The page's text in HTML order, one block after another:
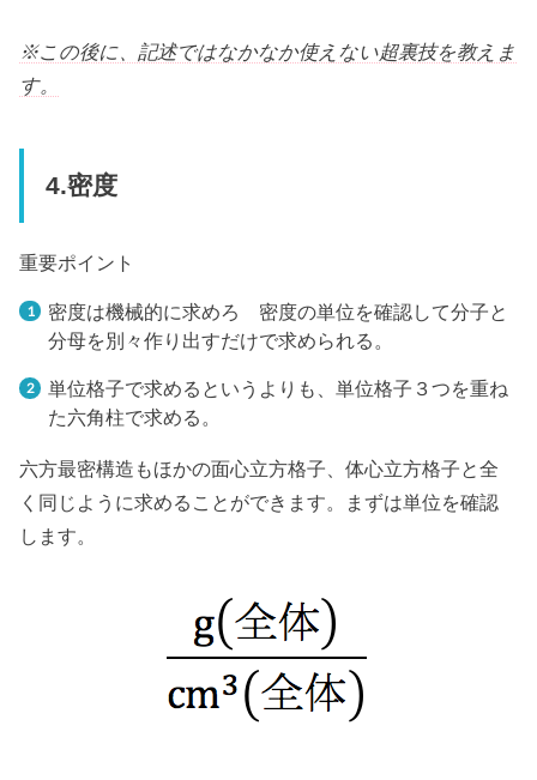
※この後に、記述ではなかなか使えない超裏技を教えま
す。
4.密度
重要ポイント
密度は機械的に求めろ 密度の単位を確認して分子と
分母を別々作り出すだけで求められる。
単位格子で求めるというよりも、単位格子３つを重ね
た六角柱で求める。
六方最密構造もほかの面心立方格子、体心立方格子と全
く同じように求めることができます。まずは単位を確認
します。